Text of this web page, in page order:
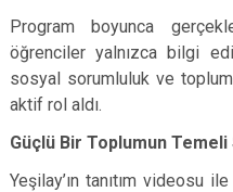
Program boyunca
öğrenciler yalnızca bilgi
sosyal sorumluluk ve
aktif rol aldı.
Güçlü Bir Toplumun Temeli
Yeşilay’ın tanıtım videosu